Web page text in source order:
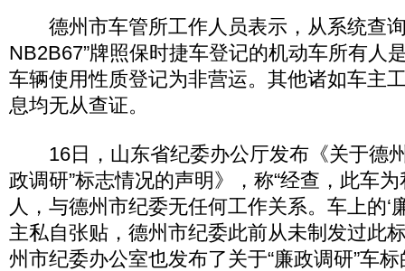
德州市车管所工作人员表示，从系统查询
NB2B67”牌照保时捷车登记的机动车所有人
车辆使用性质登记为非营运。其他诸如车主
息均无从查证。
16日，山东省纪委办公厅发布《关于德州
政调研”标志情况的声明》，称“经查，此车
人，与德州市纪委无任何工作关系。车上的‘
主私自张贴，德州市纪委此前从未制发过此
州市纪委办公室也发布了关于“廉政调研”车